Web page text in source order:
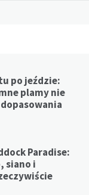
po jeździe:
plamy nie
Paradise:
siano i